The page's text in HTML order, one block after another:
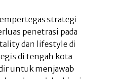
strategi
penetrasi pada
dan lifestyle di
di tengah kota
untuk menjawab